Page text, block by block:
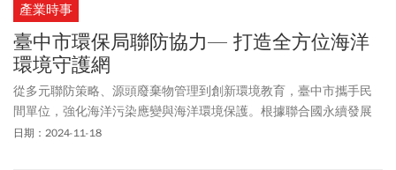
產業時事
臺中市環保局聯防協力— 打造全方位海洋
環境守護網
從多元聯防策略、源頭廢棄物管理到創新環境教育，臺中市攜手民
間單位，強化海洋污染應變與海洋環境保護。根據聯合國永續發展
目標（SDGs）第十四項永續海洋與保育，支持海洋保護刻不容緩，
日期：2024-11-18